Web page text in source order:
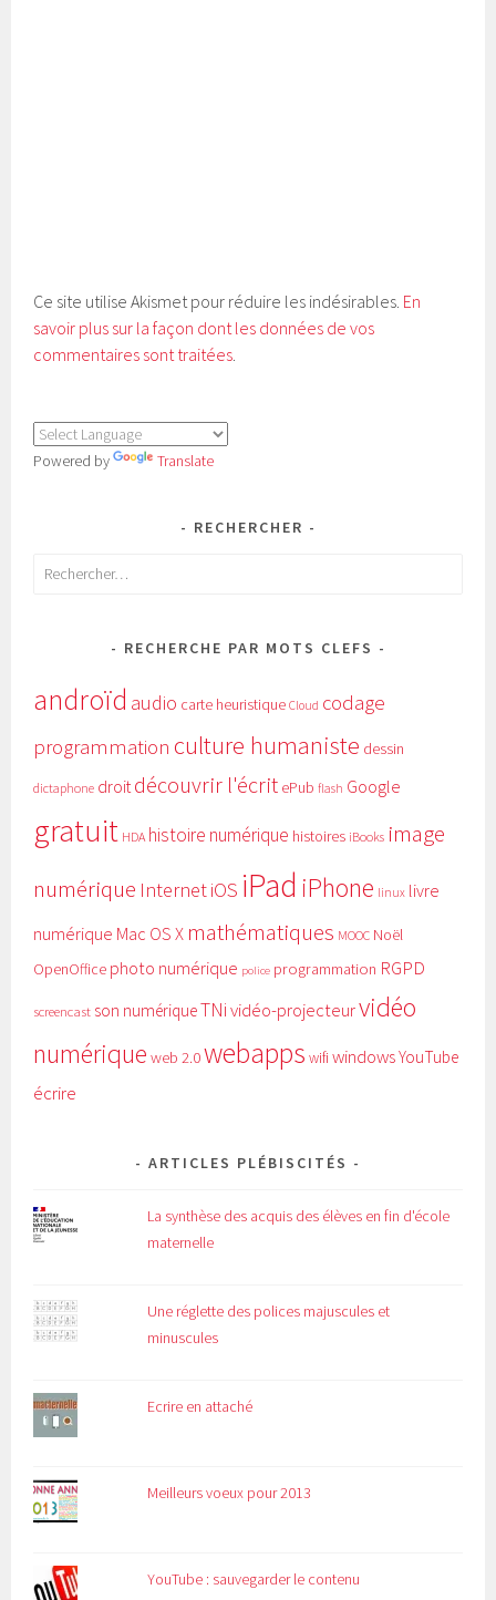
Ce site utilise Akismet pour réduire les indésirables. En
savoir plus sur la façon dont les données de vos
commentaires sont traitées
Powered by Translate
RECHERCHER
Rechercher :
RECHERCHE PAR MOTS CLEFS
androïd audio carte heuristique Cloud codage
programmation culture humaniste dessin
dictaphone droit découvrir l'écrit ePub flash Google
gratuit HDA histoire numérique histoires iBooks image
numérique InternetiOS iPad iPhone linux livre
numérique Mac OS X mathématiques MOOC Noël
OpenOffice photo numérique police programmation RGPD
screencast son numériqueTNi vidéo-projecteurvidéo
numérique web 2.0webapps wifi windowsYouTube
écrire
ARTICLES PLÉBISCITÉS
La synthèse des acquis des élèves en fin d'école
maternelle
Une réglette des polices majuscules et
minuscules
Ecrire en attaché
Meilleurs voeux pour 2013
YouTube : sauvegarder le contenu